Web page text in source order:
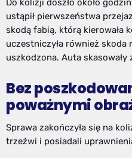
ustąpił pierwszeństwa
skodą fabią, którą kierowała
uczestniczyła również skoda
uszkodzona. Auta skasowały
Bez
poważnymi
Sprawa zakończyła się na
trzeźwi i posiadali